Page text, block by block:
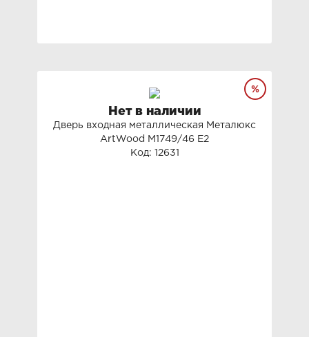
Нет в наличии
Дверь входная металлическая Металюкс
ArtWood М1749/46 Е2
Код: 12631